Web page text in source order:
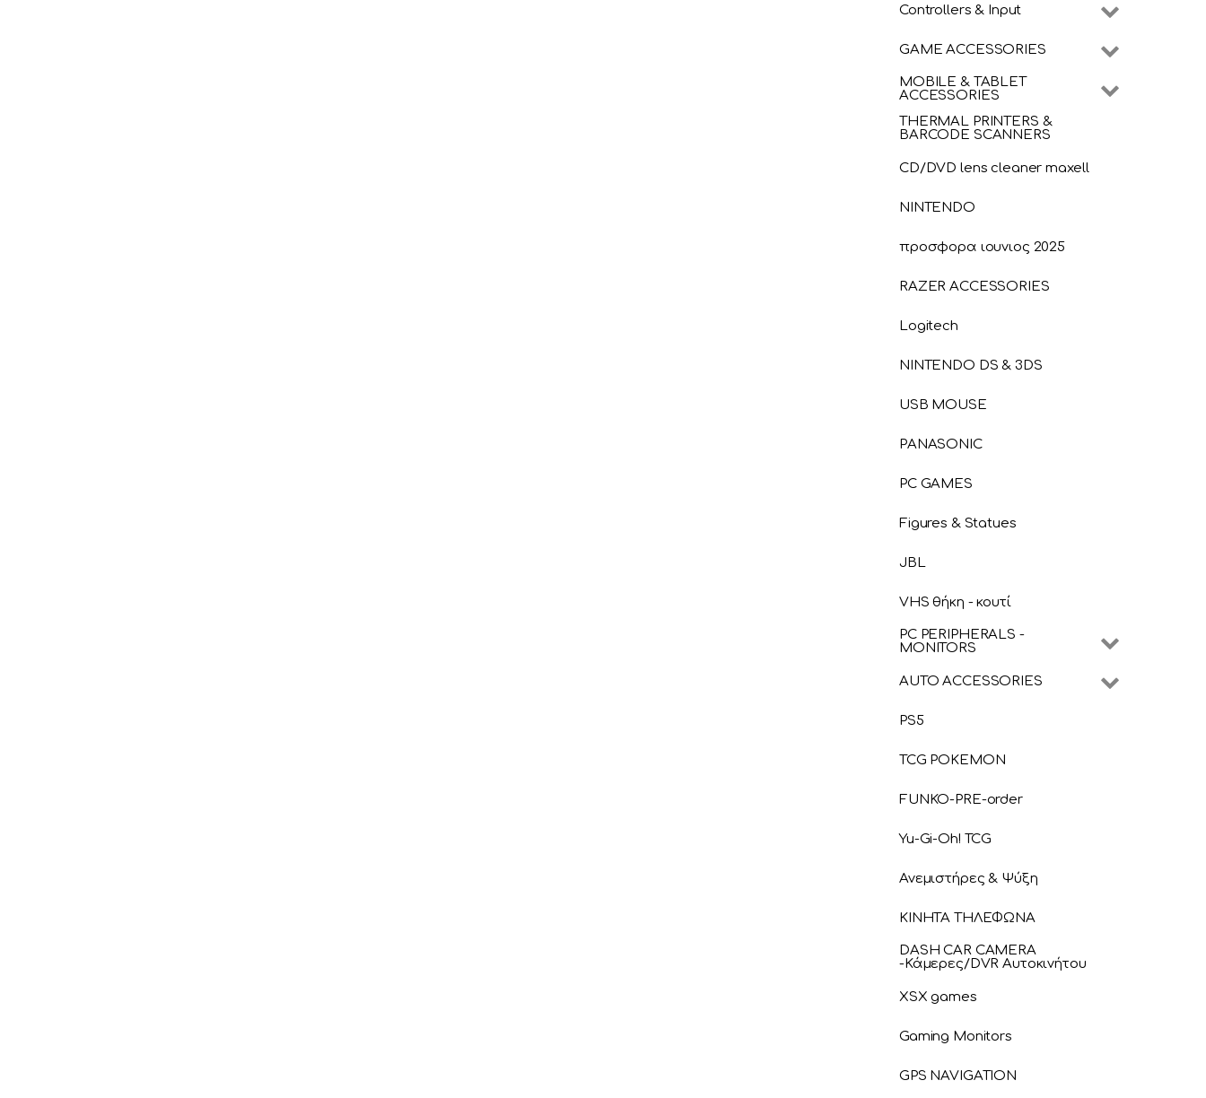
Controllers & Input
GAME ACCESSORIES
MOBILE & TABLET
ACCESSORIES
THERMAL PRINTERS &
BARCODE SCANNERS
CD/DVD lens cleaner maxell
NINTENDO
προσφορα ιουνιος 2025
RAZER ACCESSORIES
Logitech
NINTENDO DS & 3DS
USB MOUSE
PANASONIC
PC GAMES
Figures & Statues
JBL
VHS θήκη - κουτί
PC PERIPHERALS -
MONITORS
AUTO ACCESSORIES
PS5
TCG POKEMON
FUNKO-PRE-order
Yu-Gi-Oh! TCG
Ανεμιστήρες & Ψύξη
ΚΙΝΗΤΑ ΤΗΛΕΦΩΝΑ
DASH CAR CAMERA
-Κάμερες/DVR Αυτοκινήτου
XSX games
Gaming Monitors
GPS NAVIGATION